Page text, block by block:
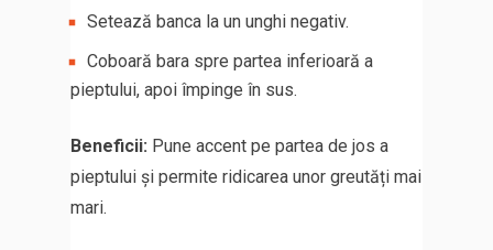
Setează banca la un unghi negativ.
Coboară bara spre partea inferioară a
pieptului, apoi împinge în sus.
Beneficii: Pune accent pe partea de jos a
pieptului și permite ridicarea unor greutăți mai
mari.